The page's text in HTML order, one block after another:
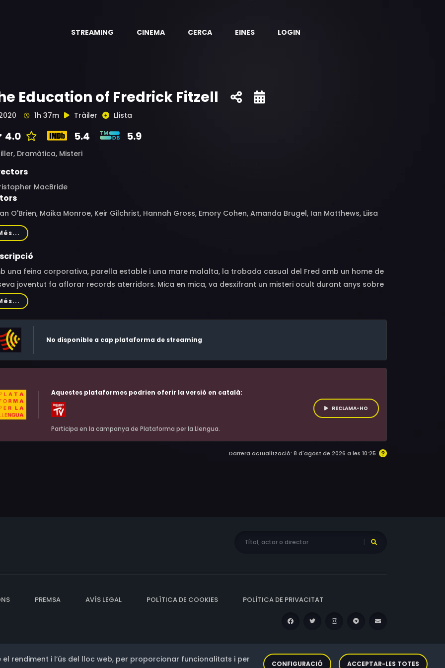
STREAMING CINEMA CERCA EINES LOGIN
Education of Fredrick Fitzell
1h 37m Tràiler Llista
4.0 5.4 5.9
Dramàtica, Misteri
MacBride
O'Brien, Maika Monroe, Keir Gilchrist, Hannah Gross, Emory Cohen, Amanda Brugel, Ian Matthews, Liisa
Martell, Sima Fisher, Aaron Poole, Josh Cruddas, Maika Harper, Connor Smith, Prince Amponsah, A.C.
Jill Frappier, Donald Burda, Myles Isen, Leslie Adlam, Andrew Latter, Conrad Bergschneider, Tracy
Jackie English, Constantine Meglis, Elizabeth Osler, Parker Antal, Emmet Antal, Landon Norris, Hershel
una feina corporativa, parella estable i una mare malalta, la trobada casual del Fred amb un home de
joventut fa aflorar records aterridors. Mica en mica, va desxifrant un misteri ocult durant anys sobre
nena desapareguda, una droga anomenada Mercury i una criatura aterridora, que l’ha acompanyat a
pas del camí.
No disponible a cap plataforma de streaming
Aquestes plataformes podrien oferir la versió en català:
Participa en la campanya de Plataforma per la Llengua.
RECLAMA-HO
Darrera actualització: 8 d'agost de 2026 a les 10:25
PREMSA AVÍS LEGAL POLÍTICA DE COOKIES POLÍTICA DE PRIVACITAT
rendiment i l’ús del lloc web, per proporcionar funcionalitats i per
CONFIGURACIÓ ACCEPTAR-LES TOTES